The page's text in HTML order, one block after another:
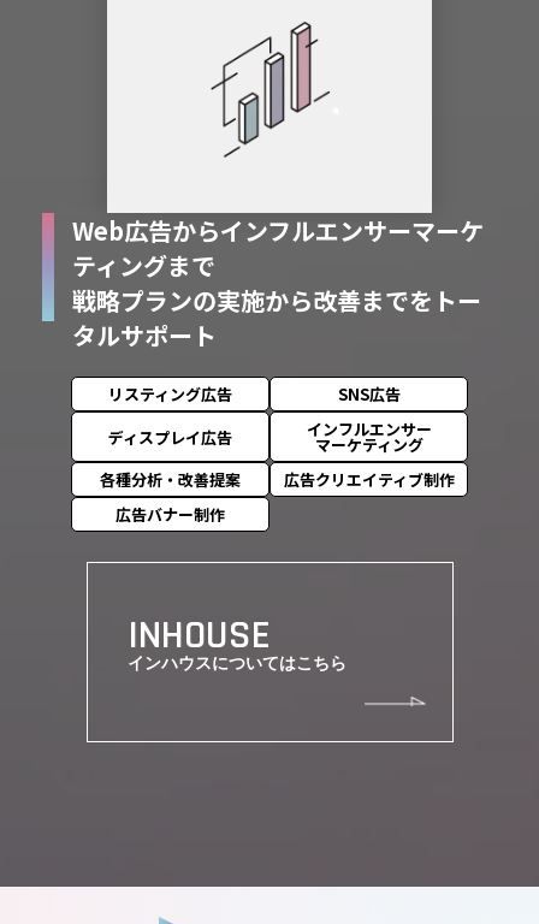
Web広告からインフルエンサーマーケ
ティングまで
戦略プランの実施から改善までをトー
タルサポート
リスティング広告
SNS広告
ディスプレイ広告
インフルエンサー
マーケティング
各種分析・改善提案
広告クリエイティブ制作
広告バナー制作
INHOUSE
インハウスについてはこちら